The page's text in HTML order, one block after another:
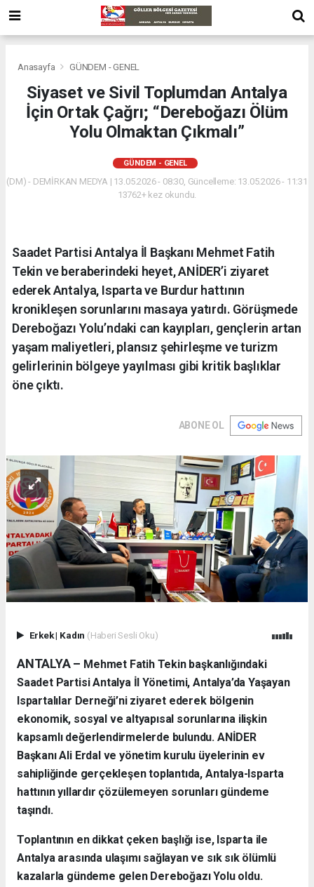
Anasayfa GÜNDEM - GENEL
Siyaset ve Sivil Toplumdan Antalya
İçin Ortak Çağrı; “Dereboğazı Ölüm
Yolu Olmaktan Çıkmalı”
GÜNDEM - GENEL
(DM) - DEMİRKAN MEDYA | 13.05.2026 - 08:30, Güncelleme: 13.05.2026 - 11:31
13762+ kez okundu.
Saadet Partisi Antalya İl Başkanı Mehmet Fatih
Tekin ve beraberindeki heyet, ANİDER’i ziyaret
ederek Antalya, Isparta ve Burdur hattının
kronikleşen sorunlarını masaya yatırdı. Görüşmede
Dereboğazı Yolu’ndaki can kayıpları, gençlerin artan
yaşam maliyetleri, plansız şehirleşme ve turizm
gelirlerinin bölgeye yayılması gibi kritik başlıklar
öne çıktı.
ABONE OL
Erkek| Kadın (Haberi Sesli Oku)
ANTALYA – Mehmet Fatih Tekin başkanlığındaki
Saadet Partisi Antalya İl Yönetimi, Antalya’da Yaşayan
Ispartalılar Derneği’ni ziyaret ederek bölgenin
ekonomik, sosyal ve altyapısal sorunlarına ilişkin
kapsamlı değerlendirmelerde bulundu. ANİDER
Başkanı Ali Erdal ve yönetim kurulu üyelerinin ev
sahipliğinde gerçekleşen toplantıda, Antalya-Isparta
hattının yıllardır çözülemeyen sorunları gündeme
taşındı.
Toplantının en dikkat çeken başlığı ise, Isparta ile
Antalya arasında ulaşımı sağlayan ve sık sık ölümlü
kazalarla gündeme gelen Dereboğazı Yolu oldu.